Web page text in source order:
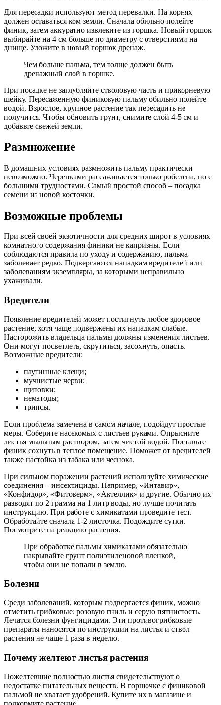
Для пересадки используют метод перевалки. На корнях
должен оставаться ком земли. Сначала обильно полейте
финик, затем аккуратно извлеките из горшка. Новый горшок
выбирайте на 4 см больше по диаметру с отверстиями на
днище. Уложите в новый горшок дренаж.
Чем больше пальма, тем толще должен быть
дренажный слой в горшке.
При посадке не заглубляйте стволовую часть и прикорневую
шейку. Пересаженную финиковую пальму обильно полейте
водой. Взрослое, крупное растение так пересадить не
получится. Чтобы обновить грунт, снимите слой 4-5 см и
добавьте свежей земли.
Размножение
В домашних условиях размножить пальму практически
невозможно. Черенками рассаживается только робелена, но с
большими трудностями. Самый простой способ – посадка
семени из новой косточки.
Возможные проблемы
При всей своей экзотичности для средних широт в условиях
комнатного содержания финики не капризны. Если
соблюдаются правила по уходу и содержанию, пальма
заболевает редко. Подвергаются нападкам вредителей или
заболеваниям экземпляры, за которыми неправильно
ухаживали.
Вредители
Появление вредителей может постигнуть любое здоровое
растение, хотя чаще подвержены их нападкам слабые.
Насторожить владельца пальмы должны изменения листьев.
Они могут посветлеть, скрутиться, засохнуть, опасть.
Возможные вредители:
паутинные клещи;
мучнистые черви;
щитовки;
нематоды;
трипсы.
Если проблема замечена в самом начале, подойдут простые
меры. Соберите насекомых с листьев руками. Опрысните
листья мыльным раствором, затем чистой водой. Поставьте
финик сохнуть в теплое помещение. Поможет от вредителей
также настойка из табака или чеснока.
При сильном поражении растений используйте химические
соединения – инсектициды. Например, «Интавир»,
«Конфидор», «Фитоверм», «Актеллик» и другие. Обычно их
разводят по 2 грамма на 1 литр воды, но лучше почитать
инструкцию. При работе с химикатами проведите тест.
Обработайте сначала 1-2 листочка. Подождите сутки.
Посмотрите на реакцию растения.
При обработке пальмы химикатами обязательно
накрывайте грунт полиэтиленовой пленкой,
чтобы они не попали в землю.
Болезни
Среди заболеваний, которым подвергается финик, можно
отметить грибковые: розовую гниль и серую пятнистость.
Лечатся болезни фунгицидами. Эти противогрибковые
препараты наносятся по инструкции на листья и ствол
растения не чаще 1 раза в неделю.
Почему желтеют листья растения
Пожелтевшие полностью листья свидетельствуют о
недостатке питательных веществ. В горшочке с финиковой
пальмой не хватает удобрений. Купите их в магазине и
подкормите растение.